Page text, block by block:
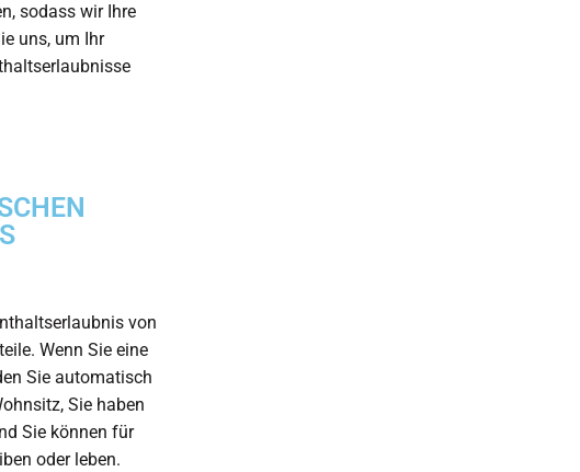
sodass wir Ihre
uns, um Ihr
von
Wenn Sie eine
Sie automatisch
Sie haben
Sie können für
oder leben.